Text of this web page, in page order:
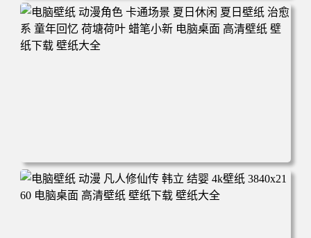
电脑壁纸 二次元角色 动漫角色 女帝 波雅·汉库克 波雅汉库
克 海贼王 电脑桌面 高清壁纸 壁纸下载 壁纸大全
电脑壁纸 动漫角色 卡通场景 夏日休闲 夏日壁纸 治愈系 童
年回忆 荷塘荷叶 蜡笔小新 电脑桌面 高清壁纸 壁纸下载 壁